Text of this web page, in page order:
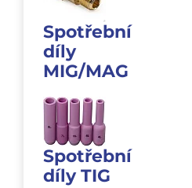
Spotřební
díly
MIG/MAG
Spotřební
díly TIG